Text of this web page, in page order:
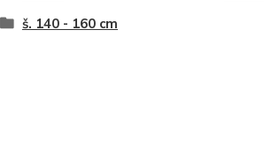
š. 140 - 160 cm